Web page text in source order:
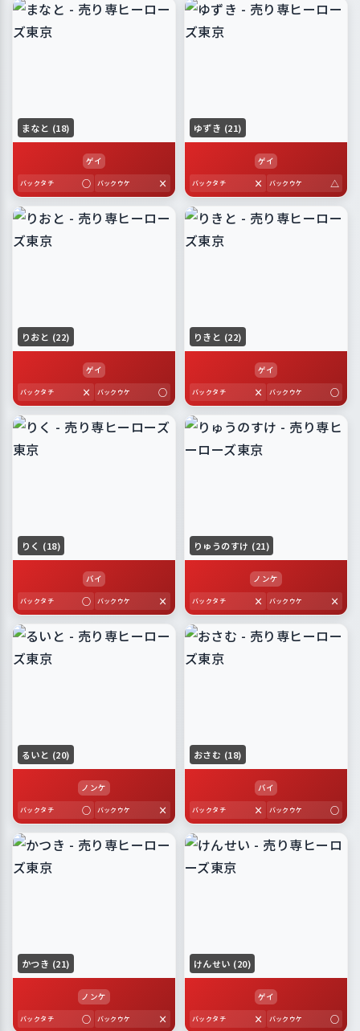
まなと (18)
ゲイ
バックタチ ○ バックウケ ×
ゆずき (21)
ゲイ
バックタチ × バックウケ △
りおと (22)
ゲイ
バックタチ × バックウケ ○
りきと (22)
ゲイ
バックタチ × バックウケ ○
りく (18)
バイ
バックタチ ○ バックウケ ×
りゅうのすけ (21)
ノンケ
バックタチ × バックウケ ×
るいと (20)
ノンケ
バックタチ ○ バックウケ ×
おさむ (18)
バイ
バックタチ × バックウケ ○
かつき (21)
ノンケ
バックタチ ○ バックウケ ×
けんせい (20)
ゲイ
バックタチ × バックウケ ○